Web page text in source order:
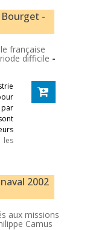
Bourget -
française
difficile -
les
2002
aux missions
Camus